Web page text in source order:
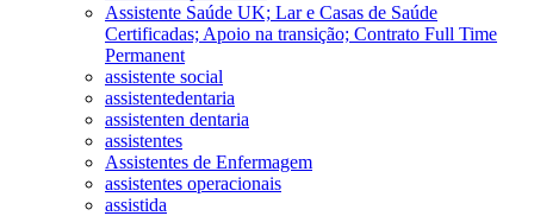
Assistente Saúde UK; Lar e Casas de Saúde
Certificadas; Apoio na transição; Contrato Full Time
Permanent
assistente social
assistentedentaria
assistenten dentaria
assistentes
Assistentes de Enfermagem
assistentes operacionais
assistida